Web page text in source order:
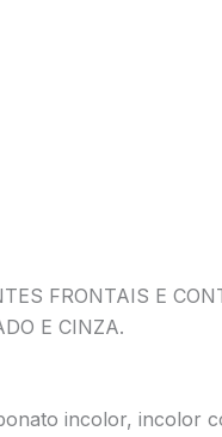
FRONTAIS E
E CINZA.
incolor, incolor